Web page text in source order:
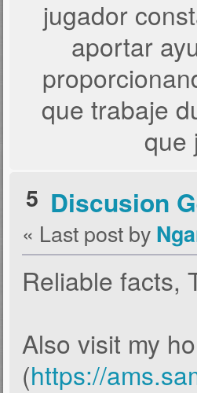
jugador
aportar
que trabaje
que
5 Discusion
« Last post by
Reliable facts,
Also visit my
(https://